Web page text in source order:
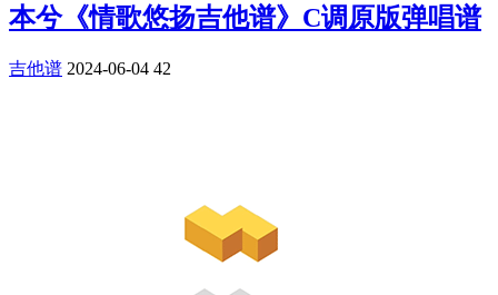
本兮《情歌悠扬吉他谱》C调原版弹唱谱
吉他谱 2024-06-04 42